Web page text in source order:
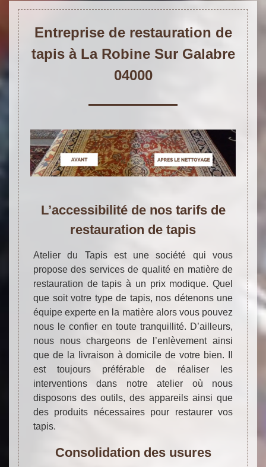
Entreprise de restauration de
tapis à La Robine Sur Galabre
04000
L’accessibilité de nos tarifs de
restauration de tapis
Atelier du Tapis est une société qui vous
propose des services de qualité en matière de
restauration de tapis à un prix modique. Quel
que soit votre type de tapis, nos détenons une
équipe experte en la matière alors vous pouvez
nous le confier en toute tranquillité. D’ailleurs,
nous nous chargeons de l’enlèvement ainsi
que de la livraison à domicile de votre bien. Il
est toujours préférable de réaliser les
interventions dans notre atelier où nous
disposons des outils, des appareils ainsi que
des produits nécessaires pour restaurer vos
tapis.
Consolidation des usures